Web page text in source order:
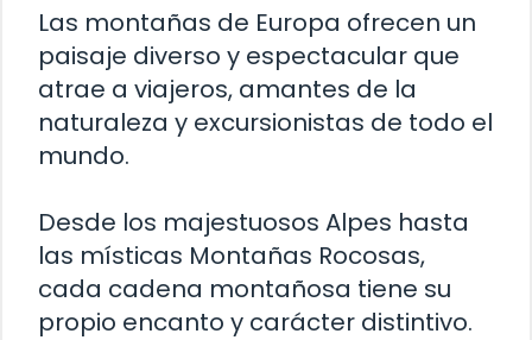
Las montañas de Europa ofrecen un
paisaje diverso y espectacular que
atrae a viajeros, amantes de la
naturaleza y excursionistas de todo el
mundo.
Desde los majestuosos Alpes hasta
las místicas Montañas Rocosas,
cada cadena montañosa tiene su
propio encanto y carácter distintivo.